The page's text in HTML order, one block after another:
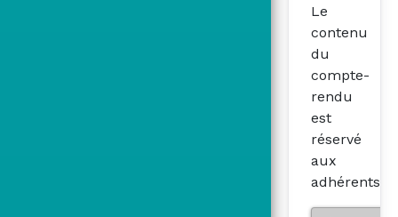
Le
contenu
du
compte-
rendu
est
réservé
aux
adhérents